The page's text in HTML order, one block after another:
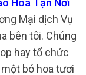
Mại dịch Vụ
bên tôi. Chúng
hay tổ chức
bó hoa tươi